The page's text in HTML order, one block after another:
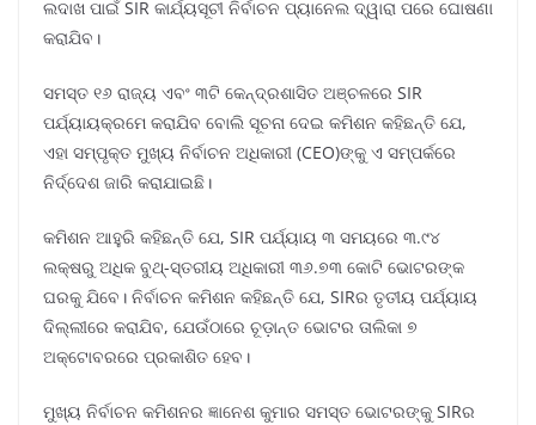
ଲଦାଖ ପାଇଁ SIR କାର୍ଯ୍ୟସୂଚୀ ନିର୍ବାଚନ ପ୍ୟାନେଲ ଦ୍ୱାରା ପରେ ଘୋଷଣା
କରାଯିବ।
ସମସ୍ତ ୧୬ ରାଜ୍ୟ ଏବଂ ୩ଟି କେନ୍ଦ୍ରଶାସିତ ଅଞ୍ଚଳରେ SIR
ପର୍ଯ୍ୟାୟକ୍ରମେ କରାଯିବ ବୋଲି ସୂଚନା ଦେଇ କମିଶନ କହିଛନ୍ତି ଯେ,
ଏହା ସମ୍ପୃକ୍ତ ମୁଖ୍ୟ ନିର୍ବାଚନ ଅଧିକାରୀ (CEO)ଙ୍କୁ ଏ ସମ୍ପର୍କରେ
ନିର୍ଦ୍ଦେଶ ଜାରି କରାଯାଇଛି।
କମିଶନ ଆହୁରି କହିଛନ୍ତି ଯେ, SIR ପର୍ଯ୍ୟାୟ ୩ ସମୟରେ ୩.୯୪
ଲକ୍ଷରୁ ଅଧିକ ବୁଥ୍-ସ୍ତରୀୟ ଅଧିକାରୀ ୩୬.୭୩ କୋଟି ଭୋଟରଙ୍କ
ଘରକୁ ଯିବେ। ନିର୍ବାଚନ କମିଶନ କହିଛନ୍ତି ଯେ, SIRର ତୃତୀୟ ପର୍ଯ୍ୟାୟ
ଦିଲ୍ଲୀରେ କରାଯିବ, ଯେଉଁଠାରେ ଚୂଡ଼ାନ୍ତ ଭୋଟର ତାଲିକା ୭
ଅକ୍ଟୋବରରେ ପ୍ରକାଶିତ ହେବ।
ମୁଖ୍ୟ ନିର୍ବାଚନ କମିଶନର ଜ୍ଞାନେଶ କୁମାର ସମସ୍ତ ଭୋଟରଙ୍କୁ SIRର